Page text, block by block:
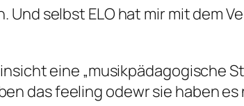
selbst ELO hat mir mit dem
eine „musikpädagogische
das feeling odewr sie haben